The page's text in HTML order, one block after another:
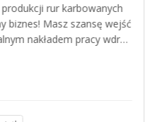
rur karbowanych
biznes! Masz szansę wejść
nakładem pracy wdr…